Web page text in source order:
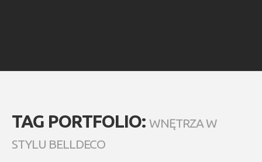
TAG PORTFOLIO: WNĘTRZA W
STYLU BELLDECO